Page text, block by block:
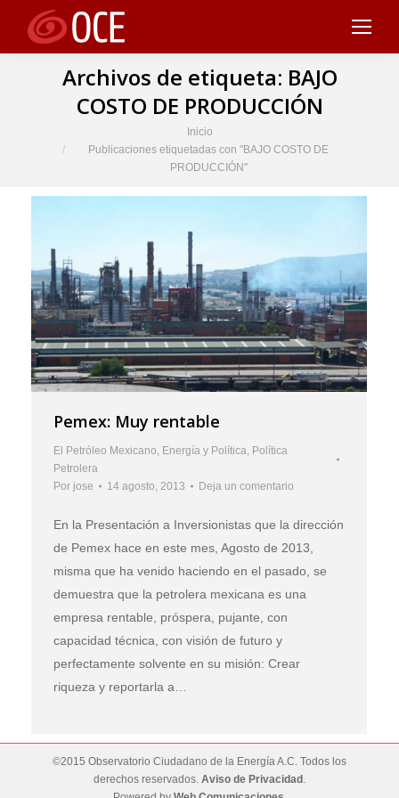
Archivos de etiqueta: BAJO
COSTO DE PRODUCCIÓN
Inicio
Publicaciones etiquetadas con "BAJO COSTO DE
PRODUCCIÓN"
Pemex: Muy rentable
El Petróleo Mexicano Energía y Política Política
Petrolera
Por jose 14 agosto, 2013 Deja un comentario
En la Presentación a Inversionistas que la dirección
de Pemex hace en este mes, Agosto de 2013,
misma que ha venido haciendo en el pasado, se
demuestra que la petrolera mexicana es una
empresa rentable, próspera, pujante, con
capacidad técnica, con visión de futuro y
perfectamente solvente en su misión: Crear
riqueza y reportarla a…
©2015 Observatorio Ciudadano de la Energía A.C. Todos los
derechos reservados. Aviso de Privacidad